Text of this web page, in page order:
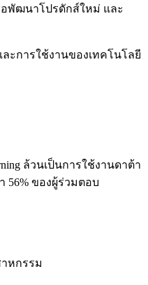
อพัฒนาโปรดักส์ใหม่ และ
ะการใช้งานของเทคโนโลยี
ล้วนเป็นการใช้งานดาต้า
56% ของผู้ร่วมตอบ
หกรรม